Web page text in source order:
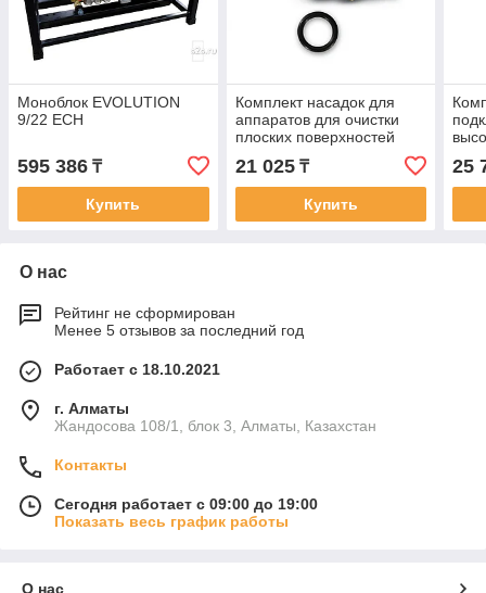
Моноблок EVOLUTION
9/22 EСН
595 386 ₸
Купить
Комплект насадок для
аппаратов для очистки
плоских поверхностей
21 025₸
Купить
25
О нас
Рейтинг не сформирован
Менее 5 отзывов за последний год
Работает с 18.10.2021
г. Алматы
Жандосова 108/1, блок 3, Алматы, Казахстан
Контакты
Сегодня работает с 09:00 до 19:00
Показать весь график работы
О нас